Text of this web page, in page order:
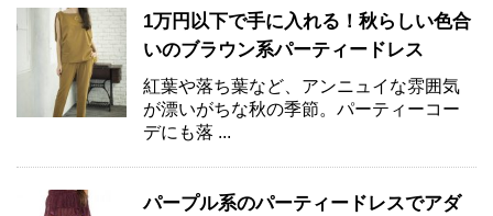
1万円以下で手に入れる！秋らしい色合
いのブラウン系パーティードレス
紅葉や落ち葉など、アンニュイな雰囲気
が漂いがちな秋の季節。パーティーコー
デにも落 ...
パープル系のパーティードレスでアダ